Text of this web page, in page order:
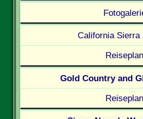
California Sierra
Reiseplan
Gold Country and
Reiseplan